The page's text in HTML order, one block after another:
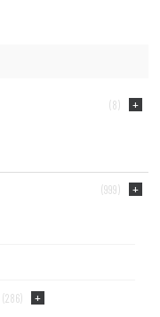
(8)
(999)
(286)